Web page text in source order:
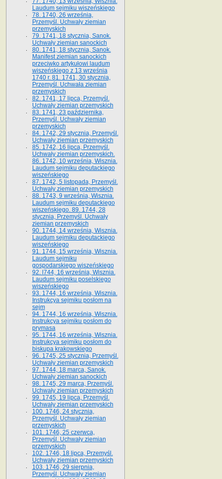
Laudum sejmiku wiszeńskiego
78. 1740, 26 września,
Przemyśl. Uchwały ziemian
przemyskich
79. 1741, 18 stycznia, Sanok.
Uchwały ziemian sanockich
80. 1741, 18 stycznia, Sanok.
Manifest ziemian sanockich
przeciwko artykułowi laudum
wiszeńskiego z 13 wrze­śnia
1740 r. 81. 1741, 30 stycznia,
Przemyśl. Uchwała ziemian
przemyskich
82. 1741, 17 lipca, Przemyśl.
Uchwały ziemian przemyskich
83. 1741, 23 października,
Przemyśl. Uchwały ziemian
przemyskich
84. 1742, 29 stycznia, Przemyśl.
Uchwały ziemian przemyskich
85. 1742, 16 lipca, Przemyśl.
Uchwały ziemian przemyskich.
86. 1742, 10 września, Wisznia.
Laudum sejmiku deputackiego
wiszeńskiego
87. 1742, 5 listopada, Przemyśl.
Uchwały ziemian przemyskich
88. 1743, 9 września, Wisznia.
Laudum sejmiku deputackiego
wiszeńskiego. 89. 1744, 28
stycznia, Przemyśl. Uchwały
ziemian przemyskich
90. 1744, 14 września, Wisznia.
Laudum sejmiku deputackiego
wiszeńskiego
91. 1744, 15 września, Wisznia.
Laudum sejmiku
gospodarskiego wiszeńskiego
92. l744, 16 września, Wisznia.
Laudum sejmiku poselskiego
wiszeńskiego
93. 1744, 16 września, Wisznia.
Instrukcya sejmiku posłom na
sejm
94. 1744, 16 września, Wisznia.
Instrukcya sejmiku posłom do
prymasa
95. 1744, 16 września, Wisznia.
Instrukcya sejmiku posłom do
biskupa krakowskiego
96. 1745, 25 stycznia, Przemyśl.
Uchwały ziemian przemyskich
97. 1744, 18 marca, Sanok.
Uchwały ziemian sanockich
98. 1745, 29 marca, Przemyśl.
Uchwały ziemian przemyskich
99. 1745, 19 lipca, Przemyśl.
Uchwały ziemian przemyskich
100. 1746, 24 stycznia,
Przemyśl. Uchwały ziemian
przemyskich
101. 1746, 25 czerwca,
Przemyśl. Uchwały ziemian
przemyskich
102. 1746, 18 lipca, Przemyśl.
Uchwały ziemian przemyskich
103. 1746, 29 sierpnia,
Przemyśl. Uchwały ziemian